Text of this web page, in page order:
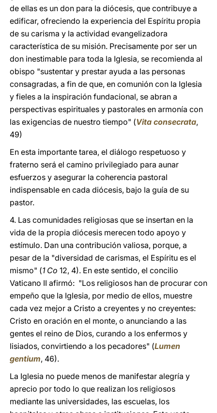
de ellas es un don para la diócesis, que contribuye a
edificar, ofreciendo la experiencia del Espíritu propia
de su carisma y la actividad evangelizadora
característica de su misión. Precisamente por ser un
don inestimable para toda la Iglesia, se recomienda al
obispo "sustentar y prestar ayuda a las personas
consagradas, a fin de que, en comunión con la Iglesia
y fieles a la inspiración fundacional, se abran a
perspectivas espirituales y pastorales en armonía con
las exigencias de nuestro tiempo" (Vita consecrata,
49)
En esta importante tarea, el diálogo respetuoso y
fraterno será el camino privilegiado para aunar
esfuerzos y asegurar la coherencia pastoral
indispensable en cada diócesis, bajo la guía de su
pastor.
4. Las comunidades religiosas que se insertan en la
vida de la propia diócesis merecen todo apoyo y
estímulo. Dan una contribución valiosa, porque, a
pesar de la "diversidad de carismas, el Espíritu es el
mismo" (1 Co 12, 4). En este sentido, el concilio
Vaticano II afirmó: "Los religiosos han de procurar con
empeño que la Iglesia, por medio de ellos, muestre
cada vez mejor a Cristo a creyentes y no creyentes:
Cristo en oración en el monte, o anunciando a las
gentes el reino de Dios, curando a los enfermos y
lisiados, convirtiendo a los pecadores" (Lumen
gentium, 46).
La Iglesia no puede menos de manifestar alegría y
aprecio por todo lo que realizan los religiosos
mediante las universidades, las escuelas, los